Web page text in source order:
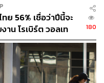
ย 56% เชื่อว่าปีนี้จะ
น โรเบิร์ต วอลเท
180